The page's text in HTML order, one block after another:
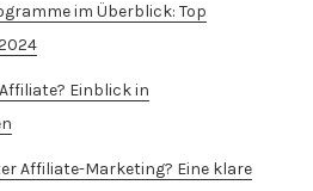
im Überblick: Top
Einblick in
Affiliate-Marketing? Eine klare